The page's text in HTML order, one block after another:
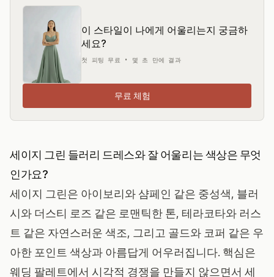
이 스타일이 나에게 어울리는지 궁금하
세요?
첫 피팅 무료 • 몇 초 만에 결과
무료 체험
세이지 그린 들러리 드레스와 잘 어울리는 색상은 무엇
인가요?
세이지 그린은 아이보리와 샴페인 같은 중성색, 블러
시와 더스티 로즈 같은 로맨틱한 톤, 테라코타와 러스
트 같은 자연스러운 색조, 그리고 골드와 코퍼 같은 우
아한 포인트 색상과 아름답게 어우러집니다. 핵심은
웨딩 팔레트에서 시각적 경쟁을 만들지 않으면서 세